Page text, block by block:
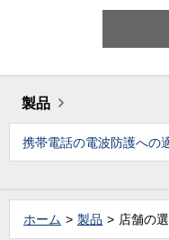
製品
携帯電話の電波防護への
ホーム 製品 店舗の